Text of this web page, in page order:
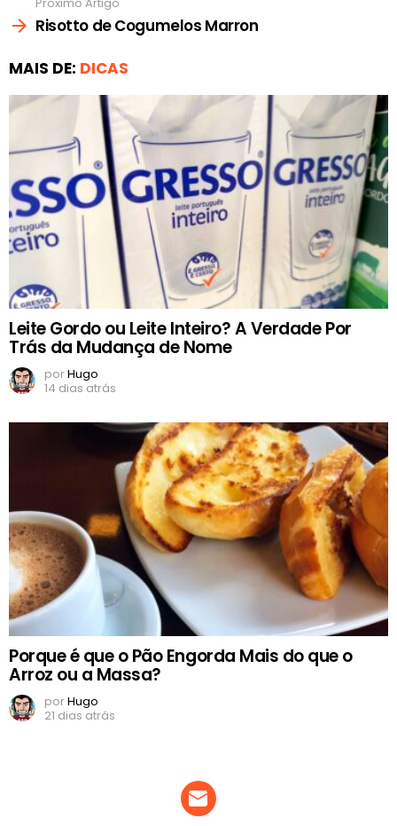
Risotto de Cogumelos Marron
MAIS DE: DICAS
Leite Gordo ou Leite Inteiro? A Verdade Por
Trás da Mudança de Nome
porHugo
14 dias atrás
Porque é que o Pão Engorda Mais do que o
Arroz ou a Massa?
porHugo
21 dias atrás